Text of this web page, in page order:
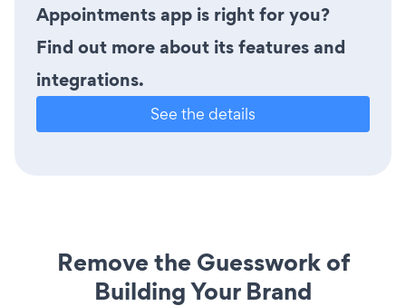
Appointments app is right for you?
Find out more about its features and
integrations.
See the details
Remove the Guesswork of
Building Your Brand